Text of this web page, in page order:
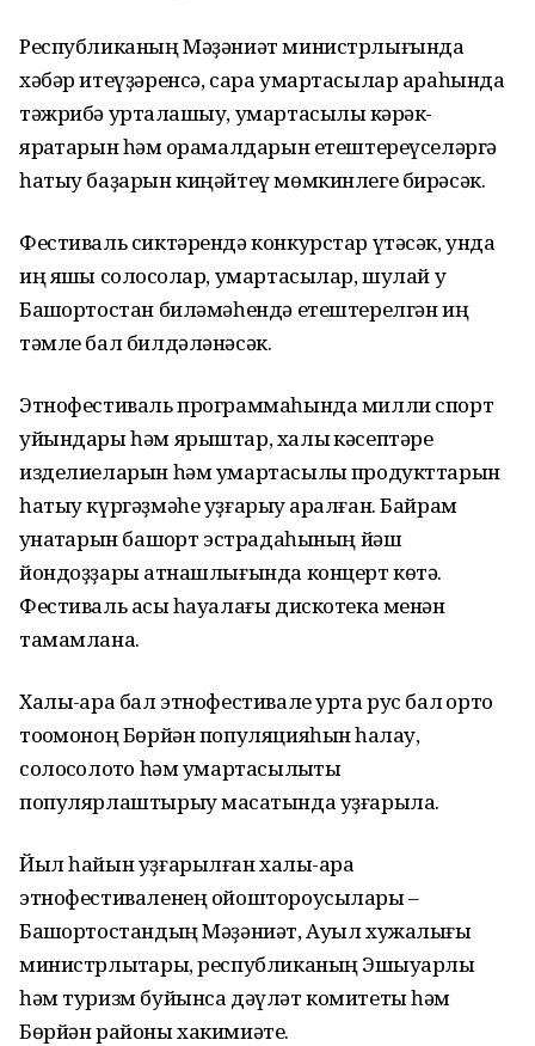
Республиканың Мәҙәниәт министрлығында
хәбәр итеүҙәренсә, сара умартасылар араһында
тәжрибә уртаҡлашыу, умартасылыҡ кәрәк-
яраҡтарын һәм ҡорамалдарын етештереүселәргә
һатыу баҙарын киңәйтеү мөмкинлеге бирәсәк.
Фестиваль сиктәрендә конкурстар үтәсәк, унда
иң яҡшы солоҡсолар, умартасылар, шулай уҡ
Башҡортостан биләмәһендә етештерелгән иң
тәмле бал билдәләнәсәк.
Этнофестиваль программаһында милли спорт
уйындары һәм ярыштар, халыҡ кәсептәре
изделиеларын һәм умартасылыҡ продукттарын
һатыу күргәҙмәһе уҙғарыу ҡаралған. Байрам
ҡунаҡтарын башҡорт эстрадаһының йәш
йондоҙҙары ҡатнашлығында концерт көтә.
Фестиваль асыҡ һауалағы дискотека менән
тамамлана.
Халыҡ-ара бал этнофестивале урта рус бал ҡорто
тоҡомоноң Бөрйән популяцияһын һаҡлау,
солоҡсолоҡто һәм умартасылыҡты
популярлаштырыу маҡсатында уҙғарыла.
Йыл һайын уҙғарылған халыҡ-ара
этнофестиваленең ойоштороусылары –
Башҡортостандың Мәҙәниәт, Ауыл хужалығы
министрлыҡтары, республиканың Эшҡыуарлыҡ
һәм туризм буйынса дәүләт комитеты һәм
Бөрйән районы хакимиәте.